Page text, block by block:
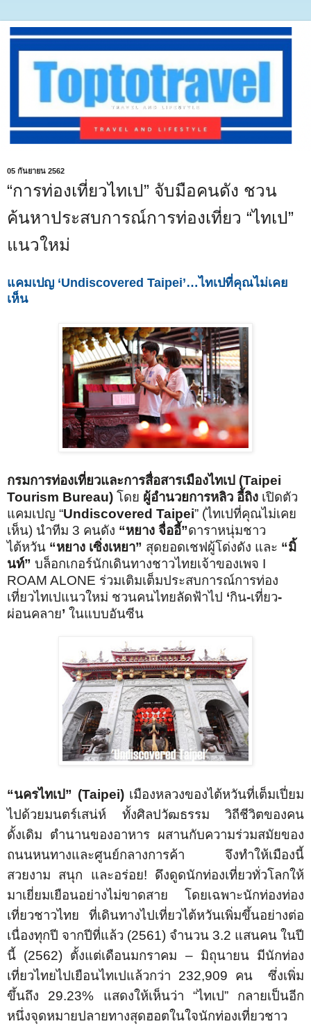
05 กันยายน 2562
“การท่องเที่ยวไทเป” จับมือคนดัง ชวน
ค้นหาประสบการณ์การท่องเที่ยว “ไทเป”
แนวใหม่
แคมเปญ ‘Undiscovered Taipei’…ไทเปที่คุณไม่เคย
เห็น
กรมการท่องเที่ยวและการสื่อสารเมืองไทเป (Taipei
Tourism Bureau) โดย ผู้อำนวยการหลิว อี้ถิง เปิดตัว
แคมเปญ “Undiscovered Taipei” (ไทเปที่คุณไม่เคย
เห็น) นำทีม 3 คนดัง “หยาง จื่ออี้”ดาราหนุ่มชาว
ไต้หวัน “หยาง เซิ่งเหยา” สุดยอดเชฟผู้โด่งดัง และ “มิ้
นท์” บล็อกเกอร์นักเดินทางชาวไทยเจ้าของเพจ I
ROAM ALONE ร่วมเติมเต็มประสบการณ์การท่อง
เที่ยวไทเปแนวใหม่ ชวนคนไทยลัดฟ้าไป ‘กิน-เที่ยว-
ผ่อนคลาย’ ในแบบอันซีน
“นครไทเป” (Taipei) เมืองหลวงของไต้หวันที่เต็มเปี่ยม
ไปด้วยมนตร์เสน่ห์ ทั้งศิลปวัฒธรรม วิถีชีวิตของคน
ดั้งเดิม ตำนานของอาหาร ผสานกับความร่วมสมัยของ
ถนนหนทางและศูนย์กลางการค้า จึงทำให้เมืองนี้
สวยงาม สนุก และอร่อย! ดึงดูดนักท่องเที่ยวทั่วโลกให้
มาเยี่ยมเยือนอย่างไม่ขาดสาย โดยเฉพาะนักท่องท่อง
เที่ยวชาวไทย ที่เดินทางไปเที่ยวไต้หวันเพิ่มขึ้นอย่างต่อ
เนื่องทุกปี จากปีที่แล้ว (2561) จำนวน 3.2 แสนคน ในปี
นี้ (2562) ตั้งแต่เดือนมกราคม – มิถุนายน มีนักท่อง
เที่ยวไทยไปเยือนไทเปแล้วกว่า 232,909 คน ซึ่งเพิ่ม
ขึ้นถึง 29.23% แสดงให้เห็นว่า “ไทเป” กลายเป็นอีก
หนึ่งจุดหมายปลายทางสุดฮอตในใจนักท่องเที่ยวชาว